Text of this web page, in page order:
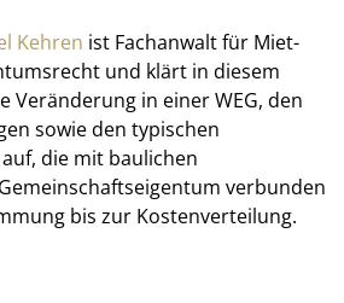
Kehren ist Fachanwalt für Miet-
und klärt in diesem
Veränderung in einer WEG, den
sowie den typischen
die mit baulichen
verbunden
bis zur Kostenverteilung.